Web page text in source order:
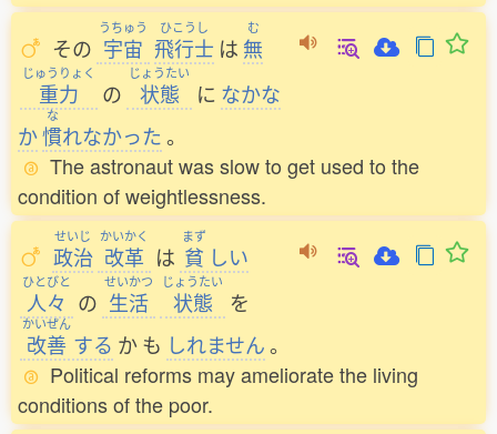
その
うちゅう
宇宙
ひこうし
飛行士 は
む
無
じゅうりょく
重力 の
じょうたい
状態 に なかな
か
な
慣れなかった。
The astronaut was slow to get used to the
condition of weightlessness.
せいじ
政治
かいかく
改革 は
まず
貧 しい
ひとびと
人々 の
せいかつ
生活
じょうたい
状態 を
かいぜん
改善 する か も しれません。
Political reforms may ameliorate the living
conditions of the poor.